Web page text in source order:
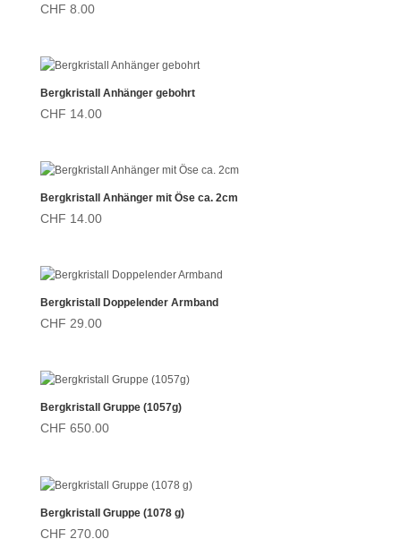
CHF 8.00
Bergkristall Anhänger gebohrt
CHF 14.00
Bergkristall Anhänger mit Öse ca. 2cm
CHF 14.00
Bergkristall Doppelender Armband
CHF 29.00
Bergkristall Gruppe (1057g)
CHF 650.00
Bergkristall Gruppe (1078 g)
CHF 270.00